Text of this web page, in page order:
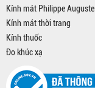
Kính mát Philippe Auguste
Kính mát thời trang
Kính thuốc
Đo khúc xạ